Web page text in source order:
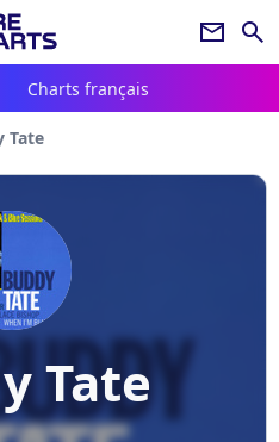
newsletter search
Charts français
Tate
Tate